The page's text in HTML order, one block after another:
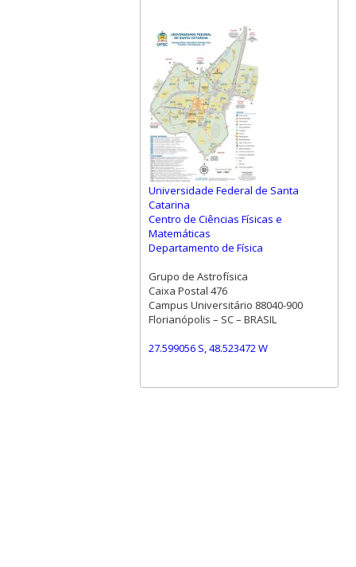
Universidade Federal de Santa
Catarina
Centro de Ciências Físicas e
Matemáticas
Departamento de Física
Grupo de Astrofísica
Caixa Postal 476
Campus Universitário 88040-900
Florianópolis – SC – BRASIL
27.599056 S, 48.523472 W